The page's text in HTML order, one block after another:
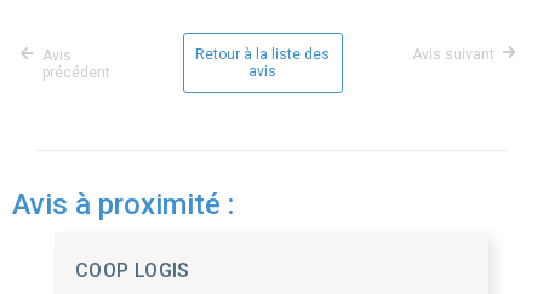
Avis
précédent
Retour à la liste des
avis
Avis suivant
Avis à proximité :
COOP LOGIS